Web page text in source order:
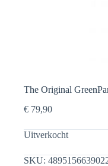
The Original
€ 79,90
Uitverkocht
SKU: